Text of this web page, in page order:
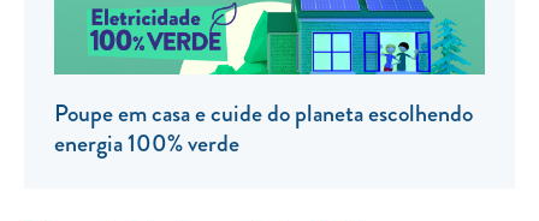
Resolução alternativa de litígios
Poupe em casa e cuide do planeta escolhendo
energia 100% verde